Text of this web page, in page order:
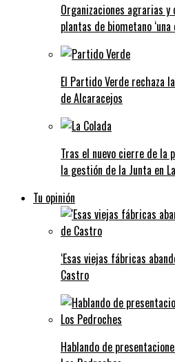
Organizaciones agrarias y
plantas de biometano
El Partido Verde rechaza
de Alcaracejos
Tras el nuevo cierre de la
la gestión de la Junta en
Tu opinión
‘Esas viejas fábricas
Castro
Hablando de